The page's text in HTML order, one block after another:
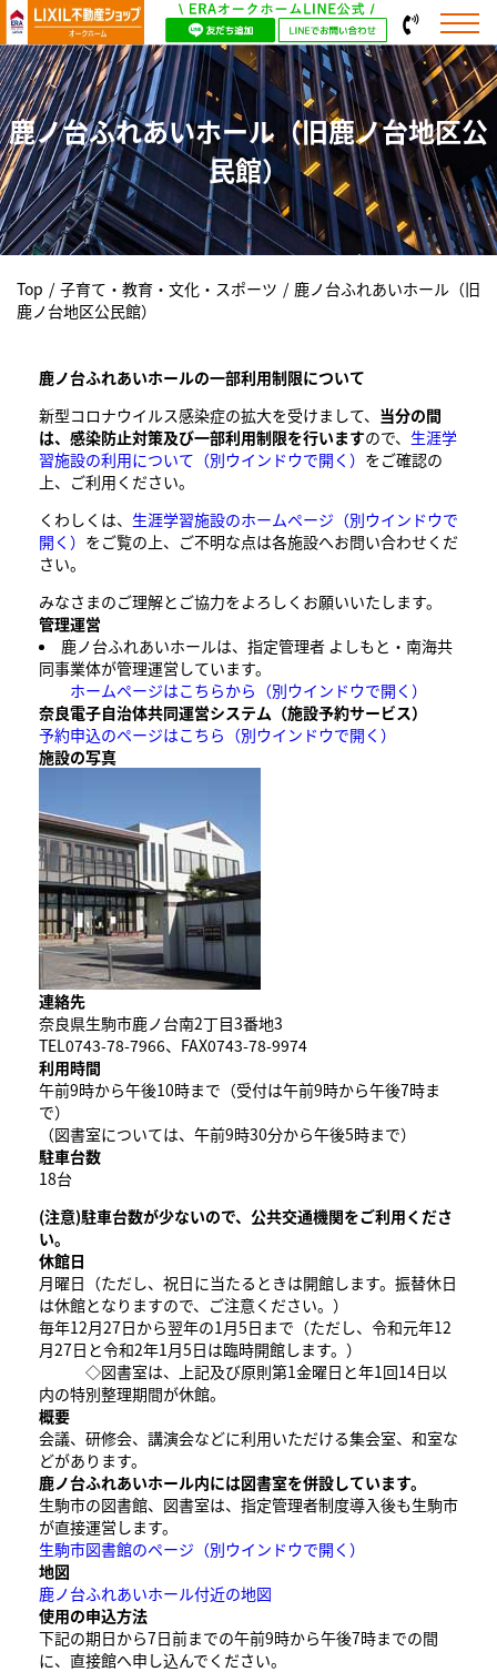
鹿ノ台ふれあいホール（旧鹿ノ台地区公
民館）
Top / 子育て・教育・文化・スポーツ / 鹿ノ台ふれあいホール（旧
鹿ノ台地区公民館）
鹿ノ台ふれあいホールの一部利用制限について
新型コロナウイルス感染症の拡大を受けまして、 当分の間
は、感染防止対策及び一部利用制限を行いますので、 生涯学
習施設の利用について （別ウインドウで開く） をご確認の
上、ご利用ください。
くわしくは、 生涯学習施設のホームページ （別ウインドウで
開く） をご覧の上、ご不明な点は各施設へお問い合わせくだ
さい。
みなさまのご理解とご協力をよろしくお願いいたします。
管理運営
鹿ノ台ふれあいホールは、指定管理者 よしもと・南海共
同事業体が管理運営しています。
ホームページはこちらから （別ウインドウで開く）
奈良電子自治体共同運営システム（施設予約サービス）
予約申込のページはこちら （別ウインドウで開く）
施設の写真
連絡先
奈良県生駒市鹿ノ台南2丁目3番地3
TEL0743-78-7966、FAX0743-78-9974
利用時間
午前9時から午後10時まで（受付は午前9時から午後7時ま
で）
（図書室については、午前9時30分から午後5時まで）
駐車台数
18台
(注意)駐車台数が少ないので、公共交通機関をご利用くださ
い。
休館日
月曜日（ただし、祝日に当たるときは開館します。振替休日
は休館となりますので、ご注意ください。）
毎年12月27日から翌年の1月5日まで（ただし、令和元年12
月27日と令和2年1月5日は臨時開館します。）
◇図書室は、上記及び原則第1金曜日と年1回14日以
内の特別整理期間が休館。
概要
会議、研修会、講演会などに利用いただける集会室、和室な
どがあります。
鹿ノ台ふれあいホール内には図書室を併設しています。
生駒市の図書館、図書室は、指定管理者制度導入後も生駒市
が直接運営します。
生駒市図書館のページ （別ウインドウで開く）
地図
鹿ノ台ふれあいホール付近の地図
使用の申込方法
下記の期日から7日前までの午前9時から午後7時までの間
に、直接館へ申し込んでください。